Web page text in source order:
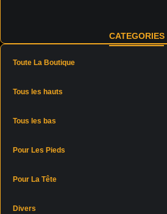
CATEGORIES
Toute La Boutique
Tous les hauts
Tous les bas
Pour Les Pieds
Pour La Tête
Divers